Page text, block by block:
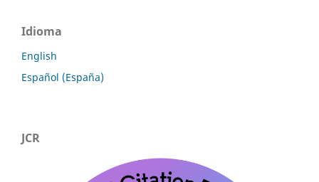
Idioma
English
Español (España)
JCR